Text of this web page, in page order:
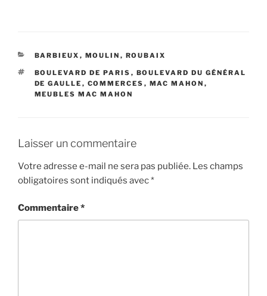
CATÉGORIES
BARBIEUX , MOULIN , ROUBAIX
ÉTIQUETTES
BOULEVARD DE PARIS , BOULEVARD DU GÉNÉRAL
DE GAULLE , COMMERCES , MAC MAHON ,
MEUBLES MAC MAHON
Laisser un commentaire
Votre adresse e-mail ne sera pas publiée. Les champs
obligatoires sont indiqués avec*
Commentaire*